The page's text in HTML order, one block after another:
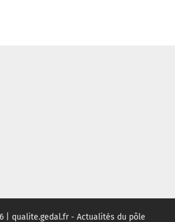
| qualite.gedal.fr - Actualités du pôle